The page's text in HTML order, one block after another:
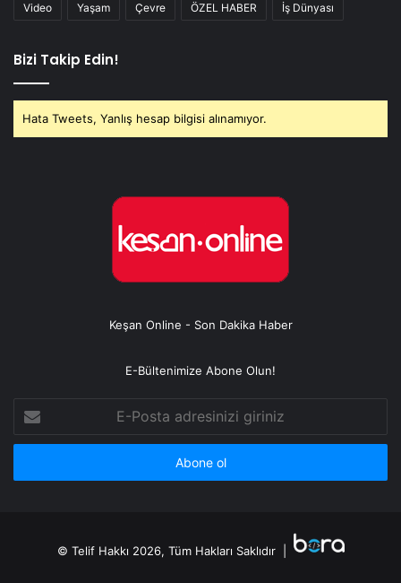
Video Yaşam Çevre ÖZEL HABER İş Dünyası
Bizi Takip Edin!
Hata Tweets, Yanlış hesap bilgisi alınamıyor.
Keşan Online - Son Dakika Haber
E-Bültenimize Abone Olun!
Posta
adresinizi
© Telif Hakkı 2026, Tüm Hakları Saklıdır |